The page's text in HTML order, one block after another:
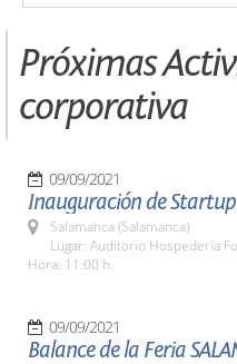
Próximas
corporativa
09/09/2021
Inauguración de Startup
Salamanca (Salamanca)
Lugar: Auditorio Hospedería
Hora: 11:00 h.
09/09/2021
Balance de la Feria